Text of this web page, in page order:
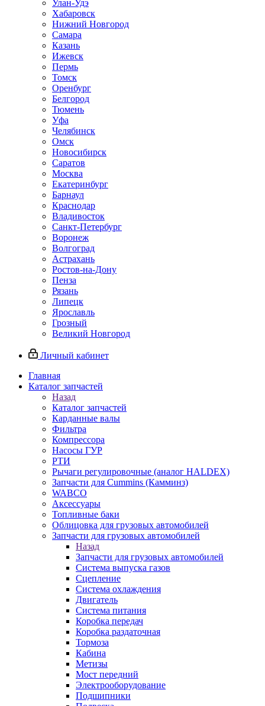
Улан-Удэ
Хабаровск
Нижний Новгород
Самара
Казань
Ижевск
Пермь
Томск
Оренбург
Белгород
Тюмень
Уфа
Челябинск
Омск
Новосибирск
Саратов
Москва
Екатеринбург
Барнаул
Краснодар
Владивосток
Санкт-Петербург
Воронеж
Волгоград
Астрахань
Ростов-на-Дону
Пенза
Рязань
Липецк
Ярославль
Грозный
Великий Новгород
Личный кабинет
Главная
Каталог запчастей
Назад
Каталог запчастей
Карданные валы
Фильтра
Компрессора
Насосы ГУР
РТИ
Рычаги регулировочные (аналог HALDEX)
Запчасти для Cummins (Камминз)
WABCO
Аксессуары
Топливные баки
Облицовка для грузовых автомобилей
Запчасти для грузовых автомобилей
Назад
Запчасти для грузовых автомобилей
Система выпуска газов
Сцепление
Система охлаждения
Двигатель
Система питания
Коробка передач
Коробка раздаточная
Тормоза
Кабина
Метизы
Мост передний
Электрооборудование
Подшипники